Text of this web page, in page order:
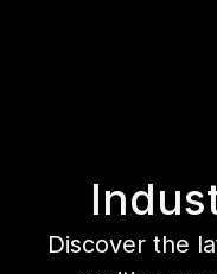
Discover the